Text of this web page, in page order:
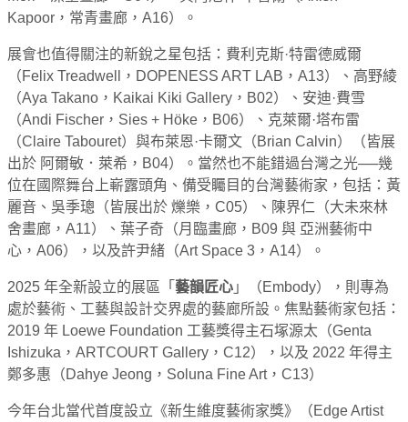
Kapoor，常青畫廊，A16）。
展會也值得關注的新銳之星包括：費利克斯·特雷德威爾
（Felix Treadwell，DOPENESS ART LAB，A13）、高野綾
（Aya Takano，Kaikai Kiki Gallery，B02）、安迪·費雪
（Andi Fischer，Sies + Höke，B06）、克萊爾·塔布雷
（Claire Tabouret）與布萊恩·卡爾文（Brian Calvin）（皆展
出於 阿爾敏．萊希，B04）。當然也不能錯過台灣之光──幾
位在國際舞台上嶄露頭角、備受矚目的台灣藝術家，包括：黃
麗音、吳季璁（皆展出於 爍樂，C05）、陳界仁（大未來林
舍畫廊，A11）、葉子奇（月臨畫廊，B09 與 亞洲藝術中
心，A06），以及許尹緒（Art Space 3，A14）。
2025 年全新設立的展區「 藝韻匠心 」（Embody），則專為
處於藝術、工藝與設計交界處的藝廊所設。焦點藝術家包括：
2019 年 Loewe Foundation 工藝獎得主石塚源太（Genta
Ishizuka，ARTCOURT Gallery，C12），以及 2022 年得主
鄭多惠（Dahye Jeong，Soluna Fine Art，C13）
今年台北當代首度設立《新生維度藝術家獎》（Edge Artist